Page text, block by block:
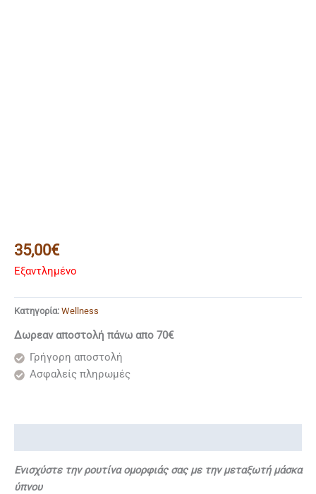
35,00€
Εξαντλημένο
Κατηγορία: Wellness
Δωρεαν αποστολή πάνω απο 70€
Γρήγορη αποστολή
Ασφαλείς πληρωμές
Ενισχύστε την ρουτίνα ομορφιάς σας με την μεταξωτή μάσκα
ύπνου